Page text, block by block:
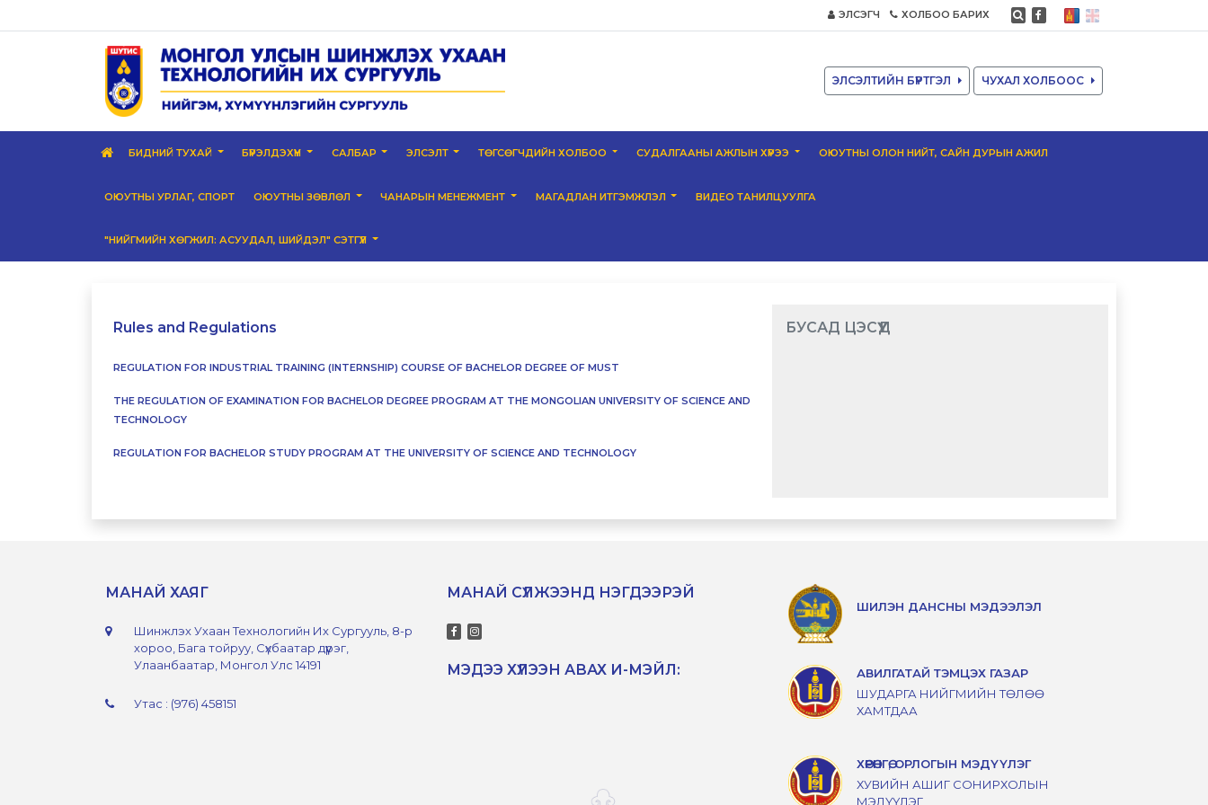
ЭЛСЭГЧ ХОЛБОО БАРИХ
ЭЛСЭЛТИЙН БҮРТГЭЛ ЧУХАЛ ХОЛБООС
БИДНИЙ ТУХАЙ БҮРЭЛДЭХҮҮН САЛБАР ЭЛСЭЛТ ТӨГСӨГЧДИЙН ХОЛБОО СУДАЛГААНЫ АЖЛЫН ХҮРЭЭ ОЮУТНЫ ОЛОН НИЙТ, САЙН ДУРЫН АЖИЛ
ОЮУТНЫ УРЛАГ, СПОРТ ОЮУТНЫ ЗӨВЛӨЛ ЧАНАРЫН МЕНЕЖМЕНТ МАГАДЛАН ИТГЭМЖЛЭЛ ВИДЕО ТАНИЛЦУУЛГА
"НИЙГМИЙН ХӨГЖИЛ: АСУУДАЛ, ШИЙДЭЛ" СЭТГҮҮЛ
Rules and Regulations
REGULATION FOR INDUSTRIAL TRAINING (INTERNSHIP) COURSE OF BACHELOR DEGREE OF MUST
THE REGULATION OF EXAMINATION FOR BACHELOR DEGREE PROGRAM AT THE MONGOLIAN UNIVERSITY OF SCIENCE AND
TECHNOLOGY
REGULATION FOR BACHELOR STUDY PROGRAM AT THE UNIVERSITY OF SCIENCE AND TECHNOLOGY
БУСАД ЦЭСҮҮД
МАНАЙ ХАЯГ
Шинжлэх Ухаан Технологийн Их Сургууль, 8-р
хороо, Бага тойруу, Сүхбаатар дүүрэг,
Улаанбаатар, Монгол Улс 14191
Утас : (976) 458151
МАНАЙ СҮЛЖЭЭНД НЭГДЭЭРЭЙ
МЭДЭЭ ХҮЛЭЭН АВАХ И-МЭЙЛ:
ШИЛЭН ДАНСНЫ МЭДЭЭЛЭЛ
АВИЛГАТАЙ ТЭМЦЭХ ГАЗАР
ШУДАРГА НИЙГМИЙН ТӨЛӨӨ
ХАМТДАА
ХӨРӨНГӨ, ОРЛОГЫН МЭДҮҮЛЭГ
ХУВИЙН АШИГ СОНИРХОЛЫН
МЭДҮҮЛЭГ